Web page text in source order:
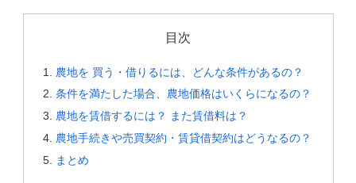
目次
農地を 買う・借りるには、どんな条件があるの？
条件を満たした場合、農地価格はいくらになるの？
農地を賃借するには？ また賃借料は？
農地手続きや売買契約・賃貸借契約はどうなるの？
まとめ